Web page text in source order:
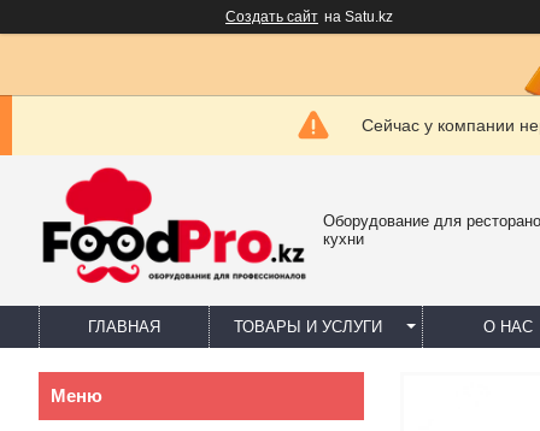
Создать сайт на Satu.kz
Сейчас у компании
Оборудование для
кухни
ГЛАВНАЯ ТОВАРЫ И УСЛУГИ О НАС